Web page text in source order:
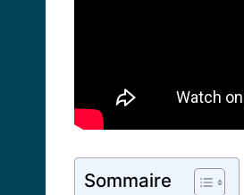
Sommaire